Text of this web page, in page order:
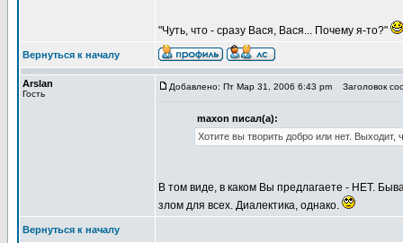
"Чуть, что - сразу Вася, Вася... Почему я-то?"
Вернуться к началу
Arslan
Гость
Добавлено: Пт Мар 31, 2006 6:43 pm Заголовок
maxon писал(а):
Хотите вы творить добро или нет. Выходит,
В том виде, в каком Вы предлагаете - НЕТ.
злом для всех. Диалектика, однако.
Вернуться к началу